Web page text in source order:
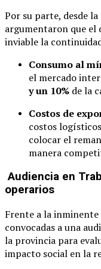
Por su parte, desde
argumentaron que el
inviable la
Consumo al
el mercado
y un 10% de la
Costos de
costos
colocar el
manera
Audiencia en
operarios
Frente a la
convocadas a una
la provincia para
impacto social en la